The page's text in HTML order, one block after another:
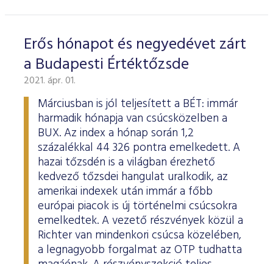
Erős hónapot és negyedévet zárt
a Budapesti Értéktőzsde
2021. ápr. 01.
Márciusban is jól teljesített a BÉT: immár
harmadik hónapja van csúcsközelben a
BUX. Az index a hónap során 1,2
százalékkal 44 326 pontra emelkedett. A
hazai tőzsdén is a világban érezhető
kedvező tőzsdei hangulat uralkodik, az
amerikai indexek után immár a főbb
európai piacok is új történelmi csúcsokra
emelkedtek. A vezető részvények közül a
Richter van mindenkori csúcsa közelében,
a legnagyobb forgalmat az OTP tudhatta